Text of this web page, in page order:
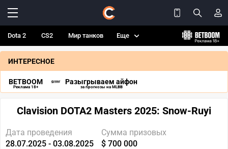
Dota 2 CS2 Мир танков Еще
ИНТЕРЕСНОЕ
BETBOOM
Реклама 18+
Разыгрываем айфон
за прогнозы на MLBB
Clavision DOTA2 Masters 2025: Snow-Ruyi
Дата проведения
28.07.2025 - 03.08.2025
Сумма призовых
$ 700 000